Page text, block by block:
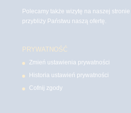
Polecamy także wizytę na naszej
przybliży Państwu naszą ofertę.
PRYWATNOŚĆ
Zmień ustawienia prywatności
Historia ustawień prywatności
Cofnij zgody